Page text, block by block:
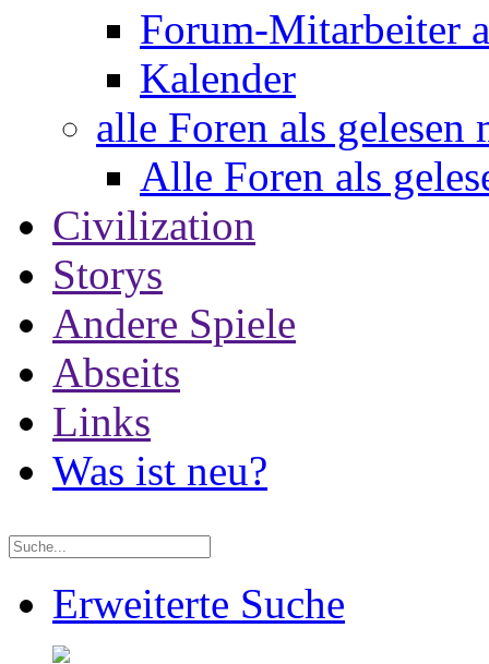
Forum-Mitarbeiter
Kalender
alle Foren als gelesen
Alle Foren als
Civilization
Storys
Andere Spiele
Abseits
Links
Was ist neu?
Erweiterte Suche